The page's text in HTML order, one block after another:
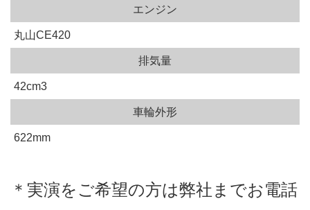
エンジン
丸山CE420
排気量
42cm3
車輪外形
622mm
＊実演をご希望の方は弊社までお電話